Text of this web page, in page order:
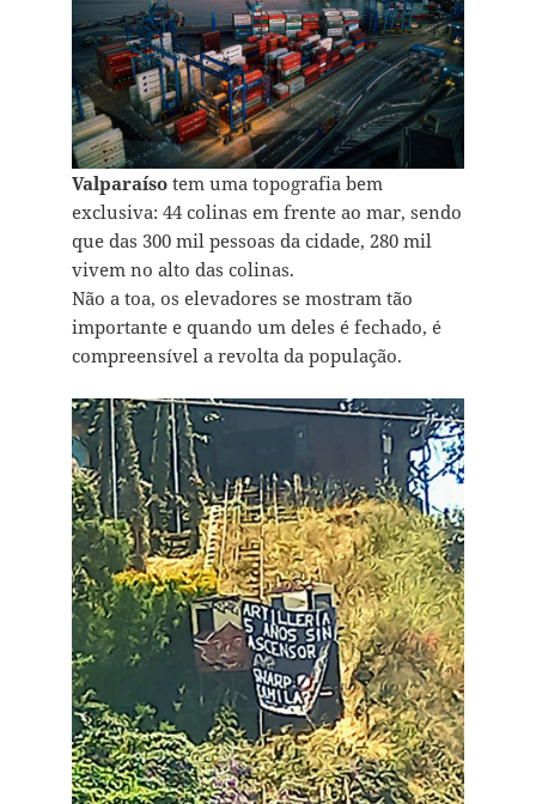
Valparaísotem uma topografia bem
exclusiva: 44 colinas em frente ao mar, sendo
que das 300 mil pessoas da cidade, 280 mil
vivem no alto das colinas.
Não a toa, os elevadores se mostram tão
importante e quando um deles é fechado, é
compreensível a revolta da população.